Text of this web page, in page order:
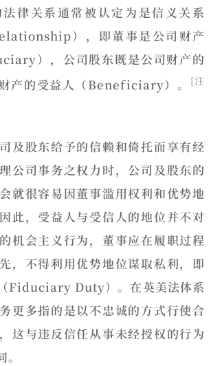
律关系通常被认定为是信义关系
），即董事是公司财产
），公司股东既是公司财产的
产的受益人（Beneficiary）。
[注
及股东给予的信赖和倚托而享有经
公司事务之权力时，公司及股东的
就很容易因董事滥用权利和优势地
此，受益人与受信人的地位并不对
机会主义行为，董事应在履职过程
，不得利用优势地位谋取私利，即
Fiduciary Duty）。在英美法体系
更多指的是以不忠诚的方式行使合
这与违反信任从事未经授权的行为